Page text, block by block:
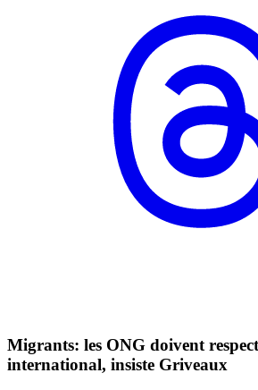
Migrants: les ONG doivent
international, insiste Griveaux